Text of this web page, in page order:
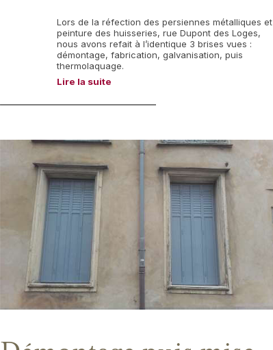
Lors de la réfection des persiennes métalliques et
peinture des huisseries, rue Dupont des Loges,
nous avons refait à l’identique 3 brises vues :
démontage, fabrication, galvanisation, puis
thermolaquage.
Lire la suite